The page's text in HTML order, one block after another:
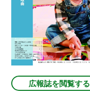
広報誌を閲覧する